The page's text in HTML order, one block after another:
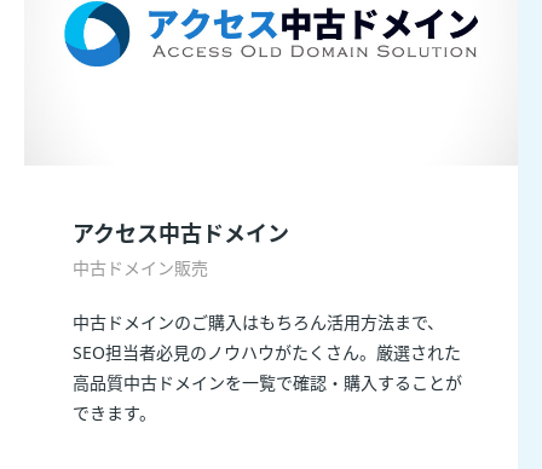
アクセス中古ドメイン
中古ドメイン販売
中古ドメインのご購入はもちろん活用方法まで、
SEO担当者必見のノウハウがたくさん。厳選された
高品質中古ドメインを一覧で確認・購入することが
できます。